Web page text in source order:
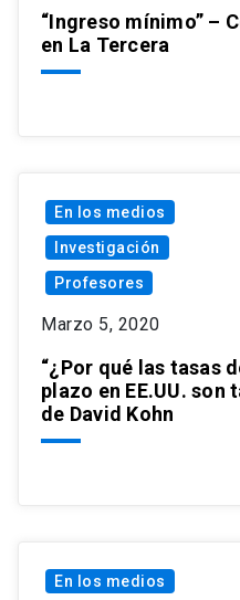
“Ingreso mínimo” –
en La Tercera
En los medios
Investigación
Profesores
Marzo 5, 2020
“¿Por qué las tasas
plazo en EE.UU. son
de David Kohn
En los medios